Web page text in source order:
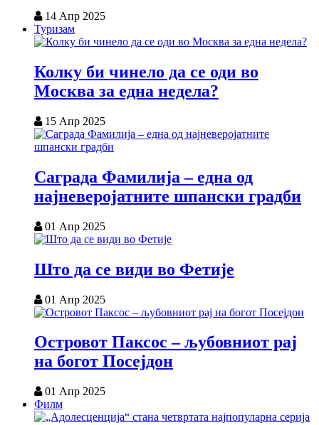
14 Апр 2025
Туризам
Колку би чинело да се оди во
Москва за една недела?
15 Апр 2025
Саграда Фамилија – една од
најневеројатните шпански градби
01 Апр 2025
Што да се види во Фетије
01 Апр 2025
Островот Паксос – љубовниот рај
на богот Посејдон
01 Апр 2025
Филм